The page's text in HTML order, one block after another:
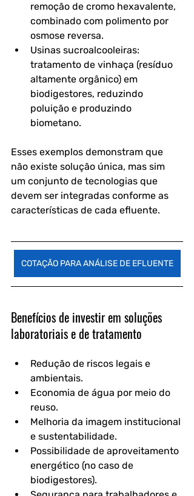
remoção de cromo hexavalente,
combinado com polimento por
osmose reversa.
Usinas sucroalcooleiras:
tratamento de vinhaça (resíduo
altamente orgânico) em
biodigestores, reduzindo
poluição e produzindo
biometano.
Esses exemplos demonstram que
não existe solução única, mas sim
um conjunto de tecnologias que
devem ser integradas conforme as
características de cada efluente.
COTAÇÃO PARA ANÁLISE DE EFLUENTE
Benefícios de investir em soluções
laboratoriais e de tratamento
Redução de riscos legais e
ambientais.
Economia de água por meio do
reuso.
Melhoria da imagem institucional
e sustentabilidade.
Possibilidade de aproveitamento
energético (no caso de
biodigestores).